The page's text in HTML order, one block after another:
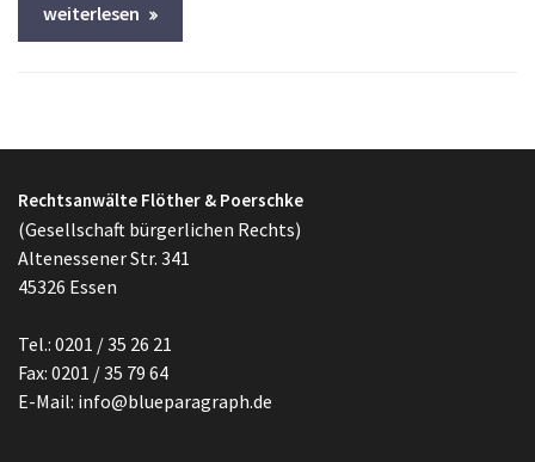
weiterlesen
Rechtsanwälte Flöther & Poerschke
(Gesellschaft bürgerlichen Rechts)
Altenessener Str. 341
45326 Essen
Tel.: 0201 / 35 26 21
Fax: 0201 / 35 79 64
E-Mail: info@blueparagraph.de